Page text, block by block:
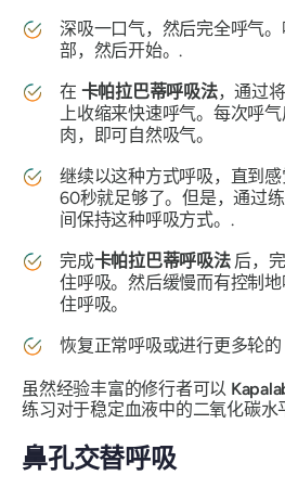
深吸一口气，然后完全呼气
部，然后开始。.
在 卡帕拉巴蒂呼吸法，通过
上收缩来快速呼气。每次呼
肉，即可自然吸气。
继续以这种方式呼吸，直到感
60秒就足够了。但是，通过
间保持这种呼吸方式。.
完成卡帕拉巴蒂呼吸法 后，
住呼吸。然后缓慢而有控制
住呼吸。
恢复正常呼吸或进行更多轮的
虽然经验丰富的修行者可以
练习对于稳定血液中的二氧化碳水
鼻孔交替呼吸